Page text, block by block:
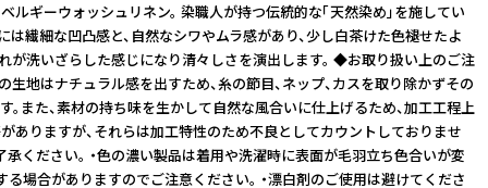
ルギーウォッシュリネン。 染職人が持つ伝統的な「天然染め」を施してい
は繊細な凹凸感と、自然なシワやムラ感があり、少し白茶けた色褪せたよ
が洗いざらした感じになり清々しさを演出します。 ◆お取り扱い上のご注
生地はナチュラル感を出すため、糸の節目、ネップ、カスを取り除かずその
。また、素材の持ち味を生かして自然な風合いに仕上げるため、加工工程上
ありますが、それらは加工特性のため不良としてカウントしておりませ
承ください。 ・色の濃い製品は着用や洗濯時に表面が毛羽立ち色合いが変
る場合がありますのでご注意ください。 ・漂白剤のご使用は避けてくださ